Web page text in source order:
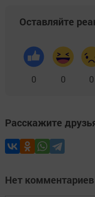
Оставляйте
0 0 0
Расскажите
Нет комментариев